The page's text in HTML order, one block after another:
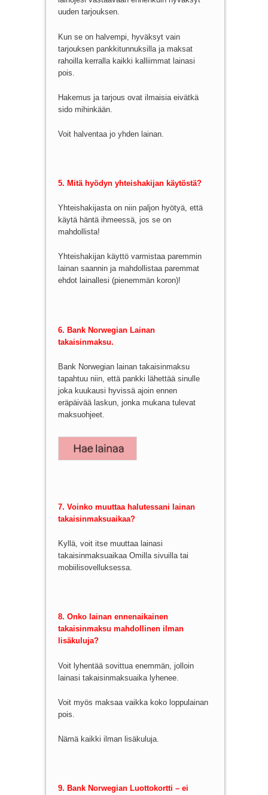
uuden tarjouksen.
Kun se on halvempi, hyväksyt vain
tarjouksen pankkitunnuksilla ja maksat
rahoilla kerralla kaikki kalliimmat lainasi
pois.
Hakemus ja tarjous ovat ilmaisia eivätkä
sido mihinkään.
Voit halventaa jo yhden lainan.
5. Mitä hyödyn yhteishakijan käytöstä?
Yhteishakijasta on niin paljon hyötyä, että
käytä häntä ihmeessä, jos se on
mahdollista!
Yhteishakijan käyttö varmistaa paremmin
lainan saannin ja mahdollistaa paremmat
ehdot lainallesi (pienemmän koron)!
6. Bank Norwegian Lainan
takaisinmaksu.
Bank Norwegian lainan takaisinmaksu
tapahtuu niin, että pankki lähettää sinulle
joka kuukausi hyvissä ajoin ennen
eräpäivää laskun, jonka mukana tulevat
maksuohjeet.
7. Voinko muuttaa halutessani lainan
takaisinmaksuaikaa?
Kyllä, voit itse muuttaa lainasi
takaisinmaksuaikaa Omilla sivuilla tai
mobiilisovelluksessa.
8. Onko lainan ennenaikainen
takaisinmaksu mahdollinen ilman
lisäkuluja?
Voit lyhentää sovittua enemmän, jolloin
lainasi takaisinmaksuaika lyhenee.
Voit myös maksaa vaikka koko loppulainan
pois.
Nämä kaikki ilman lisäkuluja.
9. Bank Norwegian Luottokortti – ei